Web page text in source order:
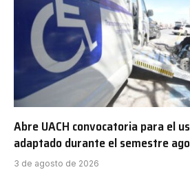
Abre UACH convocatoria para el
adaptado durante el semestre
3 de agosto de 2026